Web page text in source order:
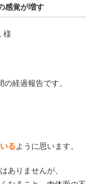
感覚が増す
様
経過報告です。
るように思います。
ありませんが、